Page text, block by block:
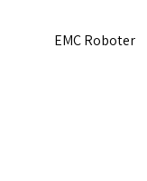
EMC Roboter